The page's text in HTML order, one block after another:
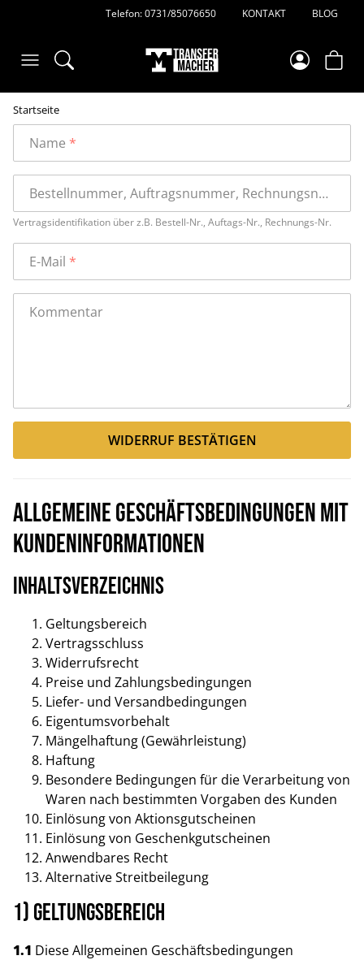
Telefon: 0731/85076650 KONTAKT BLOG
Startseite
Name
Vertragsidentifikation über z.B. Bestell-Nr., Auftags-Nr., Rechnungs-Nr.
Bestellnummer, Auftragsnummer, Rechnungsnummer
E-Mail
Kommentar
WIDERRUF BESTÄTIGEN
Allgemeine Geschäftsbedingungen mit
Kundeninformationen
Inhaltsverzeichnis
Geltungsbereich
Vertragsschluss
Widerrufsrecht
Preise und Zahlungsbedingungen
Liefer- und Versandbedingungen
Eigentumsvorbehalt
Mängelhaftung (Gewährleistung)
Haftung
Besondere Bedingungen für die Verarbeitung von
Waren nach bestimmten Vorgaben des Kunden
Einlösung von Aktionsgutscheinen
Einlösung von Geschenkgutscheinen
Anwendbares Recht
Alternative Streitbeilegung
1) Geltungsbereich
1.1 Diese Allgemeinen Geschäftsbedingungen